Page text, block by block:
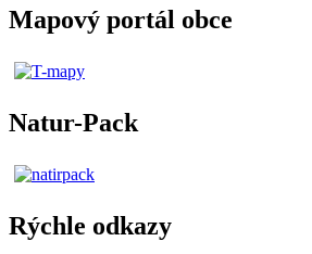
Mapový portál obce
Natur-Pack
Rýchle odkazy